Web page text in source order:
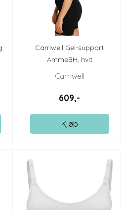
Carriwell Gel-support
AmmeBH, hvit
Carriwell
609,-
Kjøp